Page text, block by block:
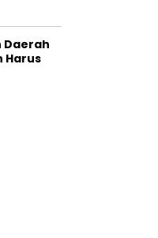
Daerah
Harus